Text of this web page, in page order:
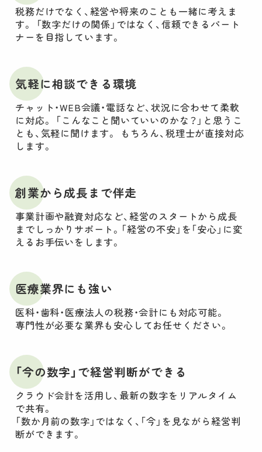
税務だけでなく、経営や将来のことも一緒に考えま
す。
「数字だけの関係」ではなく、信頼できるパート
ナーを目指しています。
気軽に相談できる環境
チャット・WEB会議・電話など、状況に合わせて柔軟
に対応。
「こんなこと聞いていいのかな？」と思うこ
とも、気軽に聞けます。
もちろん、税理士が直接対応
します。
創業から成長まで伴走
事業計画や融資対応など、経営のスタートから成長
までしっかりサポート。「経営の不安」を「安心」に変
えるお手伝いをします。
医療業界にも強い
医科・歯科・医療法人の税務・会計にも対応可能。
専門性が必要な業界も安心してお任せください。
「今の数字」で経営判断ができる
クラウド会計を活用し、最新の数字をリアルタイム
で共有。
「数か月前の数字」ではなく、「今」を見ながら経営判
断ができます。